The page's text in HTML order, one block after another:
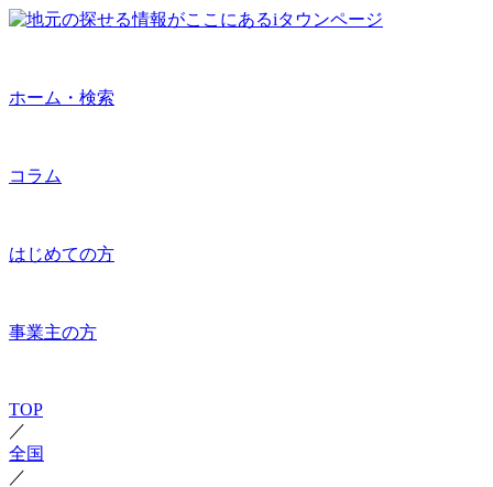
ホーム・検索
コラム
はじめての方
事業主の方
TOP
／
全国
／